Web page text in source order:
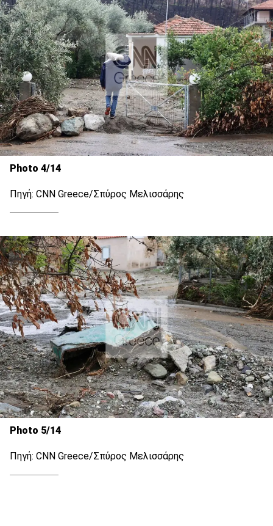
Photo 4/14
Πηγή: CNN Greece/Σπύρος Μελισσάρης
Photo 5/14
Πηγή: CNN Greece/Σπύρος Μελισσάρης